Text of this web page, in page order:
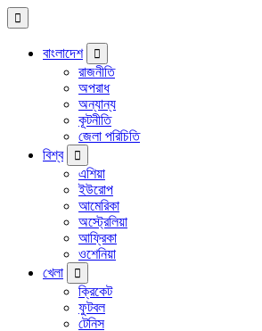
বাংলাদেশ
রাজনীতি
অপরাধ
অন্যান্য
কূটনীতি
জেলা পরিচিতি
বিশ্ব
এশিয়া
ইউরোপ
আমেরিকা
অস্ট্রেলিয়া
আফ্রিকা
ওশেনিয়া
খেলা
ক্রিকেট
ফুটবল
টেনিস